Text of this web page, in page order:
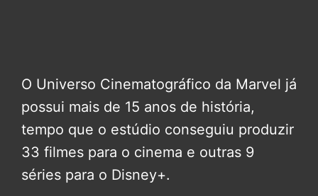
O Universo Cinematográfico da Marvel já
possui mais de 15 anos de história,
tempo que o estúdio conseguiu produzir
33 filmes para o cinema e outras 9
séries para o Disney+.